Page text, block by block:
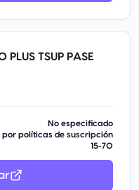
PLUS TSUP PASE
No especificado
por políticas de suscripción
15-70